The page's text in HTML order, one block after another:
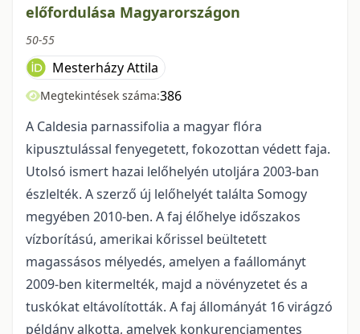
előfordulása Magyarországon
50-55
Mesterházy Attila
Megtekintések száma:386
A Caldesia parnassifolia a magyar flóra
kipusztulással fenyegetett, fokozottan védett faja.
Utolsó ismert hazai lelőhelyén utoljára 2003-ban
észlelték. A szerző új lelőhelyét találta Somogy
megyében 2010-ben. A faj élőhelye időszakos
vízborítású, amerikai kőrissel beültetett
magassásos mélyedés, amelyen a faállományt
2009-ben kitermelték, majd a növényzetet és a
tuskókat eltávolították. A faj állományát 16 virágzó
példány alkotta, amelyek konkurenciamentes